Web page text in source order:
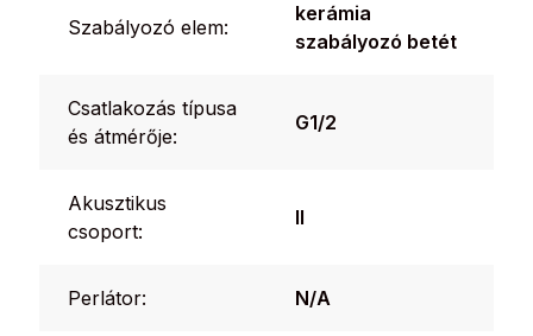
Szabályozó elem:
kerámia
szabályozó betét
Csatlakozás típusa
és átmérője:
G1/2
Akusztikus
csoport:
II
Perlátor: N/A